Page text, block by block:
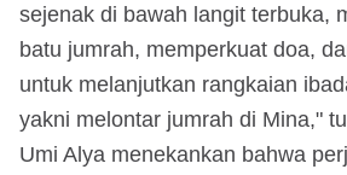
sejenak di bawah langit terbuka,
batu jumrah, memperkuat doa,
untuk melanjutkan rangkaian
yakni melontar jumrah di Mina,"
Umi Alya menekankan bahwa